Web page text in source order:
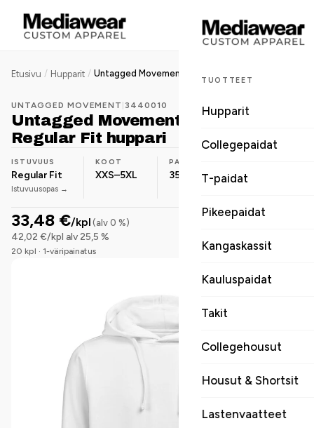
TUOTTEET
Hupparit
Collegepaidat
T-paidat
Pikeepaidat
Kangaskassit
Kauluspaidat
Takit
Collegehousut
Housut & Shortsit
Lastenvaatteet
Etusivu / Hupparit /
UNTAGGED MOVEMENT |3440010
Untagged Movement Hoodie
Regular Fit huppari
ISTUVUUS
Regular Fit
Istuvuusopas →
KOOT
XXS–5XL
PAINO
350 g/m²
Puuvilla-
33,48 €/kpl (alv 0 %)
42,02 €/kpl alv 25,5 %
20 kpl · 1-väripainatus